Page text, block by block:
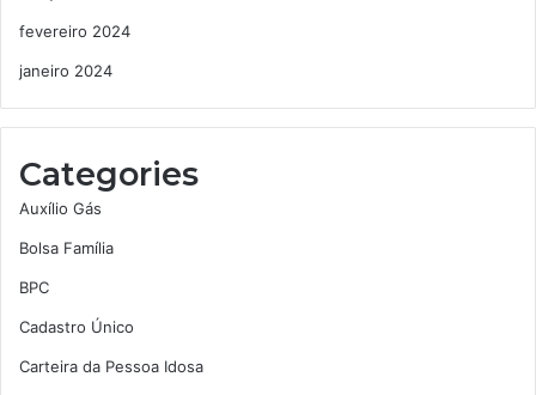
fevereiro 2024
janeiro 2024
Categories
Auxílio Gás
Bolsa Família
BPC
Cadastro Único
Carteira da Pessoa Idosa